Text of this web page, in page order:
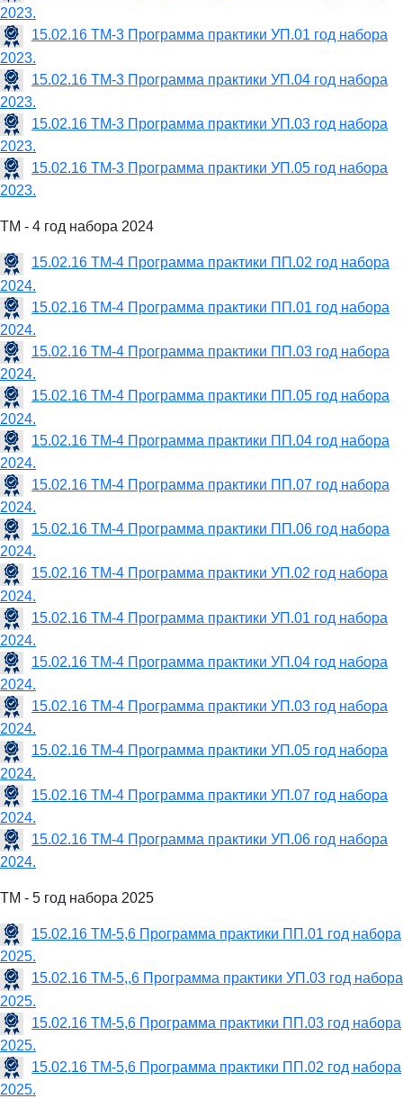
2023.
15.02.16 ТМ-3 Программа практики УП.01 год набора
2023.
15.02.16 ТМ-3 Программа практики УП.04 год набора
2023.
15.02.16 ТМ-3 Программа практики УП.03 год набора
2023.
15.02.16 ТМ-3 Программа практики УП.05 год набора
2023.
ТМ - 4 год набора 2024
15.02.16 ТМ-4 Программа практики ПП.02 год набора
2024.
15.02.16 ТМ-4 Программа практики ПП.01 год набора
2024.
15.02.16 ТМ-4 Программа практики ПП.03 год набора
2024.
15.02.16 ТМ-4 Программа практики ПП.05 год набора
2024.
15.02.16 ТМ-4 Программа практики ПП.04 год набора
2024.
15.02.16 ТМ-4 Программа практики ПП.07 год набора
2024.
15.02.16 ТМ-4 Программа практики ПП.06 год набора
2024.
15.02.16 ТМ-4 Программа практики УП.02 год набора
2024.
15.02.16 ТМ-4 Программа практики УП.01 год набора
2024.
15.02.16 ТМ-4 Программа практики УП.04 год набора
2024.
15.02.16 ТМ-4 Программа практики УП.03 год набора
2024.
15.02.16 ТМ-4 Программа практики УП.05 год набора
2024.
15.02.16 ТМ-4 Программа практики УП.07 год набора
2024.
15.02.16 ТМ-4 Программа практики УП.06 год набора
2024.
ТМ - 5 год набора 2025
15.02.16 ТМ-5,6 Программа практики ПП.01 год набора
2025.
15.02.16 ТМ-5,,6 Программа практики УП.03 год набора
2025.
15.02.16 ТМ-5,6 Программа практики ПП.03 год набора
2025.
15.02.16 ТМ-5,6 Программа практики ПП.02 год набора
2025.